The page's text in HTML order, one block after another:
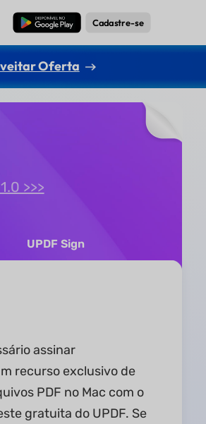
Baixar Grátis Cadastre-se
Oferta
>>>
UPDF Sign
assinar
recurso exclusivo de
PDF no Mac com o
gratuita do UPDF. Se